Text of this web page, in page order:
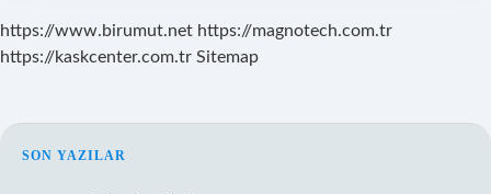
https://www.birumut.net https://magnotech.com.tr
https://kaskcenter.com.tr Sitemap
SIDEBAR
SON YAZILAR